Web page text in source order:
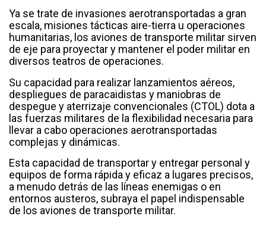
Ya se trate de invasiones aerotransportadas a gran
escala, misiones tácticas aire-tierra u operaciones
humanitarias, los aviones de transporte militar sirven
de eje para proyectar y mantener el poder militar en
diversos teatros de operaciones.
Su capacidad para realizar lanzamientos aéreos,
despliegues de paracaidistas y maniobras de
despegue y aterrizaje convencionales (CTOL) dota a
las fuerzas militares de la flexibilidad necesaria para
llevar a cabo operaciones aerotransportadas
complejas y dinámicas.
Esta capacidad de transportar y entregar personal y
equipos de forma rápida y eficaz a lugares precisos,
a menudo detrás de las líneas enemigas o en
entornos austeros, subraya el papel indispensable
de los aviones de transporte militar.